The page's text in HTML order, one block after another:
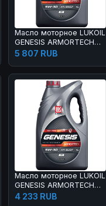
Масло моторное LUKOIL
GENESIS ARMORTECH
GC 5W-30 4 л
5 807 RUB
Масло моторное LUKOIL
GENESIS ARMORTECH
FD 5W-30 4 л
4 233 RUB